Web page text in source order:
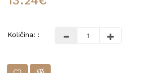
Količina: :